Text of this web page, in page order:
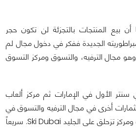
أن بيع المنتجات بالتجزئة لن تكون حجر
الجديدة ففكر في دخول مجال لم
مجال الترفيه، والتسوق ومركز التسوق
سنتر الأول في الإمارات ثم مركز ألعاب
أخرى في مجال الترفيه والتسوق في
الإمارات عبر مول الإمارات ومركز تزحلق على الجليد Ski Dubai. سريعاً